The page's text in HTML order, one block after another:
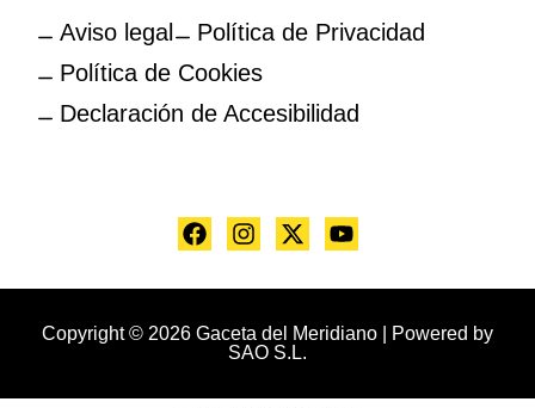
Aviso legal
Política de Privacidad
Política de Cookies
Declaración de Accesibilidad
Copyright © 2026 Gaceta del Meridiano | Powered by
SAO S.L.